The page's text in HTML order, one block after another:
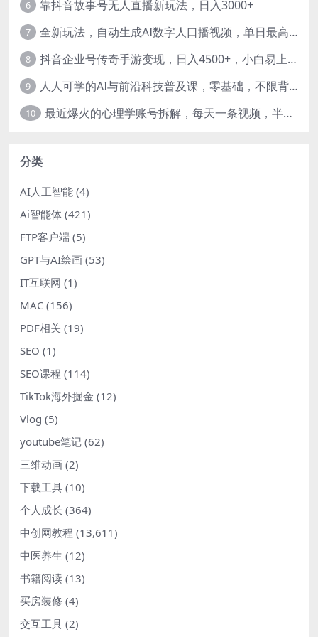
6 靠抖音故事号无人直播新玩法，日入3000+
7 全新玩法，自动生成AI数字人口播视频，单日最高3000+，能快速上手!-暖阳网
8 抖音企业号传奇手游变现，日入4500+，小白易上手
9 人人可学的AI与前沿科技普及课，零基础，不限背景通俗易懂，深入浅出-暖阳网
10 最近爆火的心理学账号拆解，每天一条视频，半个小时解决，轻松日入三百+-暖阳网
分类
AI人工智能 (4)
Ai智能体 (421)
FTP客户端 (5)
GPT与AI绘画 (53)
IT互联网 (1)
MAC (156)
PDF相关 (19)
SEO (1)
SEO课程 (114)
TikTok海外掘金 (12)
Vlog (5)
youtube笔记 (62)
三维动画 (2)
下载工具 (10)
个人成长 (364)
中创网教程 (13,611)
中医养生 (12)
书籍阅读 (13)
买房装修 (4)
交互工具 (2)